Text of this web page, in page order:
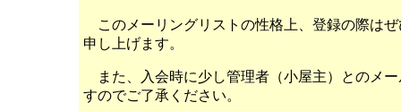
このメーリングリストの性格上、登録の際は
申し上げます。
また、入会時に少し管理者（小屋主）とのメ
すのでご了承ください。